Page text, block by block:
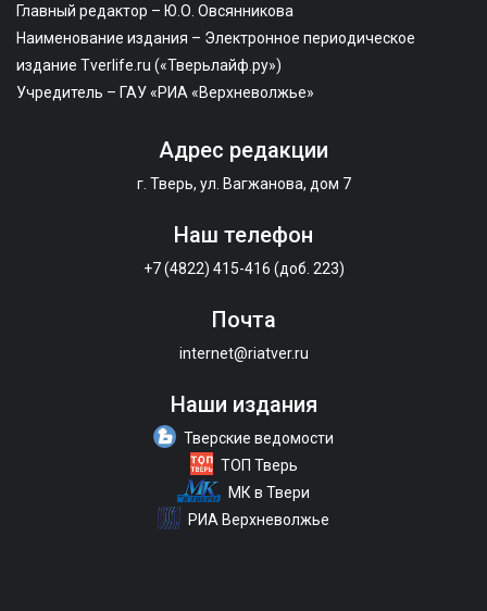
Главный редактор – Ю.О. Овсянникова
Наименование издания – Электронное периодическое
издание Tverlife.ru («Тверьлайф.ру»)
Учредитель – ГАУ «РИА «Верхневолжье»
Адрес редакции
г. Тверь, ул. Вагжанова, дом 7
Наш телефон
+7 (4822) 415-416 (доб. 223)
Почта
internet@riatver.ru
Наши издания
Тверские ведомости
ТОП Тверь
МК в Твери
РИА Верхневолжье